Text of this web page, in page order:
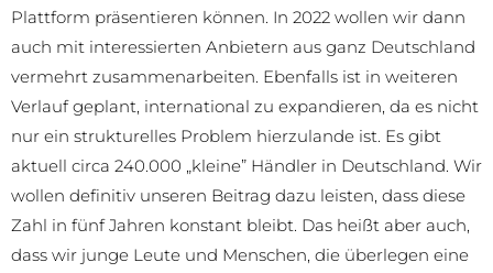
Plattform präsentieren können. In 2022 wollen wir dann
auch mit interessierten Anbietern aus ganz Deutschland
vermehrt zusammenarbeiten. Ebenfalls ist in weiteren
Verlauf geplant, international zu expandieren, da es nicht
nur ein strukturelles Problem hierzulande ist. Es gibt
aktuell circa 240.000 „kleine” Händler in Deutschland. Wir
wollen definitiv unseren Beitrag dazu leisten, dass diese
Zahl in fünf Jahren konstant bleibt. Das heißt aber auch,
dass wir junge Leute und Menschen, die überlegen eine